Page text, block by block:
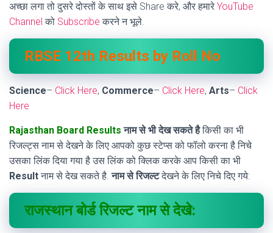
अच्छा लगा तो दुसरे दोस्तों के साथ इसे Share करे, और हमारे YouTube
Channel को Subscribe करने न भूले.
RBSE 12th Results by Roll No
Science– Click Here, Commerce– Click Here, Arts– Click
Here
Rajasthan Board Results नाम से भी देख सकते हैकिसी का भी
रिजल्ट्स नाम से देखने के लिए आपको कुछ स्टेप्स को फॉलो करना है निचे
उसका लिंक दिया गया है उस लिंक को क्लिक करके आप किसी का भी
Resultनाम से देख सकते है. नाम से रिजल्टदेखने के लिए निचे दिए गये:
राजस्थान बोर्ड रिजल्ट नाम से देखे: